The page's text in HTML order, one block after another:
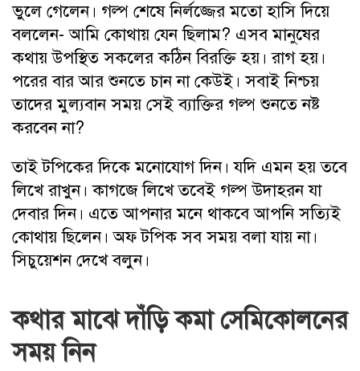
ভুলে গেলেন। গল্প শেষে নির্লজ্জের মতো হাসি দিয়ে
বললেন- আমি কোথায় যেন ছিলাম? এসব মানুষের
কথায় উপস্থিত সকলের কঠিন বিরক্তি হয়। রাগ হয়।
পরের বার আর শুনতে চান না কেউই। সবাই নিশ্চয়
তাদের মুল্যবান সময় সেই ব্যাক্তির গল্প শুনতে নষ্ট
করবেন না?
তাই টপিকের দিকে মনোযোগ দিন। যদি এমন হয় তবে
লিখে রাখুন। কাগজে লিখে তবেই গল্প উদাহরন যা
দেবার দিন। এতে আপনার মনে থাকবে আপনি সত্যিই
কোথায় ছিলেন। অফ টপিক সব সময় বলা যায় না।
সিচুয়েশন দেখে বলুন।
কথার মাঝে দাঁড়ি কমা সেমিকোলনের
সময় নিন